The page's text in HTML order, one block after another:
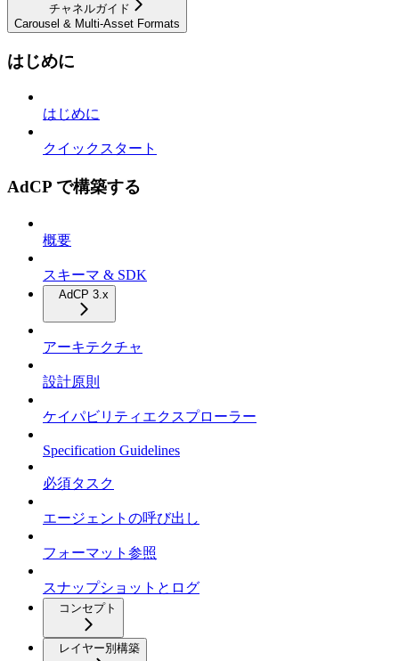
チャネルガイド
Carousel & Multi-Asset Formats
はじめに
はじめに
クイックスタート
AdCP で構築する
概要
スキーマ & SDK
AdCP 3.x
アーキテクチャ
設計原則
ケイパビリティエクスプローラー
Specification Guidelines
必須タスク
エージェントの呼び出し
フォーマット参照
スナップショットとログ
コンセプト
レイヤー別構築